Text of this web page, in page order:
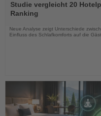
Sie
die
Nachrichten
Studie vergleicht 20
Ranking
Neue Analyse zeigt Unterschiede
Einfluss des Schlafkomforts auf die